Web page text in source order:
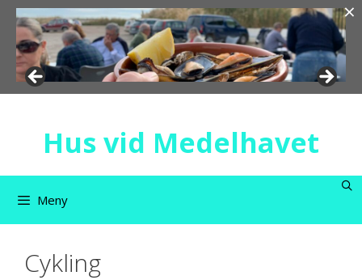
Hoppa
innehåll
Hus vid Medelhavet
Meny
Cykling
×